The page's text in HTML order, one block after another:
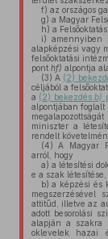
f) az országos
g) a Magyar
h) a
i) amennyiben
alapképzési vagy
felsőoktatási
pont hf) alpontja
(3) A (2)
céljából a
a (2) bekezdésb)
alpontjában
miniszter a
rendelt
(4) A Magyar
arról, hogy
a) a létesítési
e a szak létesítése,
b) a képzési és
megszerzésével
attitűd, illetve az
adott besorolási
alapján a szakra
oklevelek hazai